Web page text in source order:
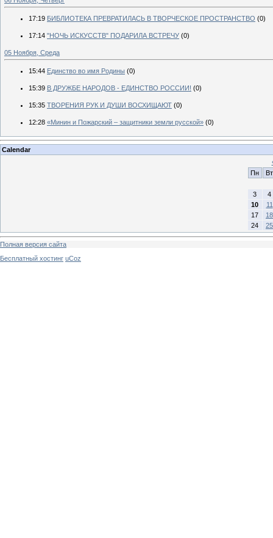
17:19 БИБЛИОТЕКА ПРЕВРАТИЛАСЬ В ТВОРЧЕСКОЕ ПРОСТРАНСТВО (0)
17:14 "НОЧЬ ИСКУССТВ" ПОДАРИЛА ВСТРЕЧУ (0)
05 Ноября, Среда
15:44 Единство во имя Родины (0)
15:39 В ДРУЖБЕ НАРОДОВ - ЕДИНСТВО РОССИИ! (0)
15:35 ТВОРЕНИЯ РУК И ДУШИ ВОСХИЩАЮТ (0)
12:28 «Минин и Пожарский – защитники земли русской» (0)
Calendar
Пн
Вт
3
4
10
11
17
18
24
25
Полная версия сайта
Бесплатный хостинг uCoz